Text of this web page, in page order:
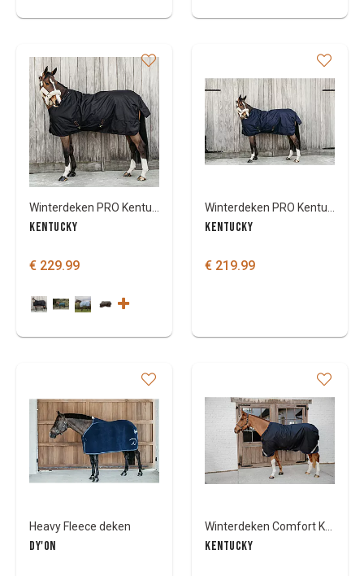
KENTUCKY
€ 229.99
KENTUCKY
€ 219.99
Heavy Fleece deken
DY'ON KENTUCKY